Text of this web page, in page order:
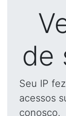
de
Seu IP
acessos
conosco.